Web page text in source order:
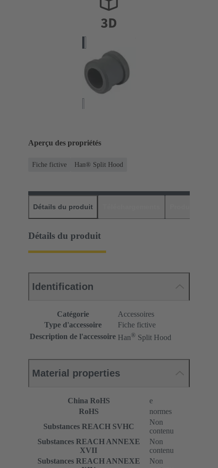
Aperçu des propriétés
Fiche fictive Han® Split Hood
Détails du produit
Détails du produit
Identification
Catégorie
Accessoires
Type d'accessoire
Fiche fictive
Description de l'accessoire Han® Split Hood
Material properties
China RoHS
e
RoHS
normes
Substances REACH SVHC
Non
contenu
Substances REACH ANNEXE
XVII
Non
contenu
Substances REACH ANNEXE
Non